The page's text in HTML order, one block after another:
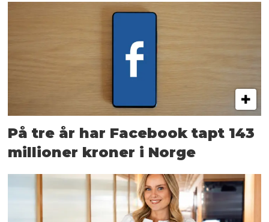
På tre år har Facebook tapt 143
millioner kroner i Norge